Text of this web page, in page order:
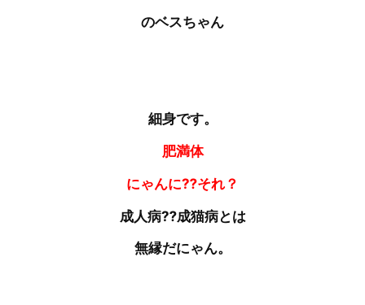
のベスちゃん
細身です。
肥満体
にゃんに⁇それ？
成人病⁇成猫病とは
無縁だにゃん。